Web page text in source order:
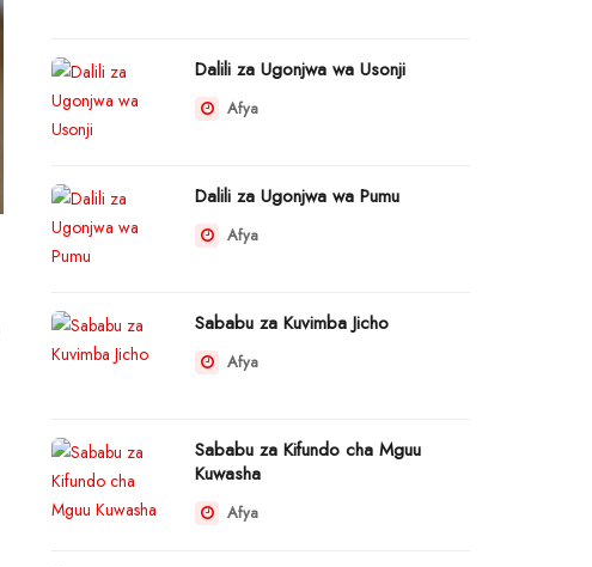
Dalili za Ugonjwa wa Usonji
Afya
Dalili za Ugonjwa wa Pumu
Afya
Sababu za Kuvimba Jicho
Afya
Sababu za Kifundo cha Mguu
Kuwasha
Afya